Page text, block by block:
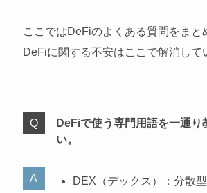
ここではDeFiのよくある質問をまと
DeFiに関する不安はここで解消して
DeFiで使う専門用語を一通り
い。
DEX（デックス）：分散